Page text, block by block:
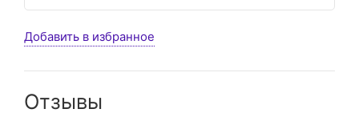
Добавить в избранное
Отзывы